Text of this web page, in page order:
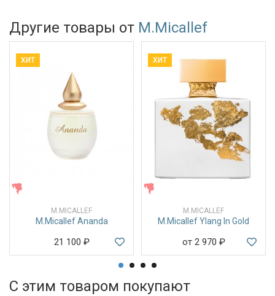
Другие товары от M.Micallef
ХИТ
M.MICALLEF
M.Micallef Ananda
21 100 ₽
ХИТ
M.MICALLEF
M.Micallef Ylang In Gold
от 2 970 ₽
С этим товаром покупают